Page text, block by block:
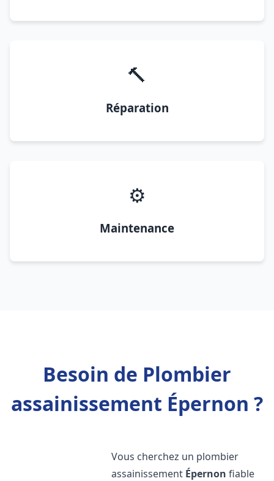
🔨
Réparation
⚙️
Maintenance
Besoin de Plombier
assainissement Épernon ?
Vous cherchez un plombier
assainissement Épernon fiable